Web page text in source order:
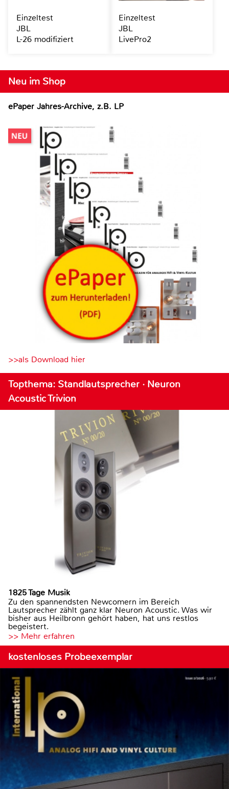
Neu im Shop
ePaper Jahres-Archive, z.B. LP
>>als Download hier
Topthema: Standlautsprecher · Neuron
Acoustic Trivion
1825 Tage Musik
Zu den spannendsten Newcomern im Bereich
Lautsprecher zählt ganz klar Neuron Acoustic. Was wir
bisher aus Heilbronn gehört haben, hat uns restlos
begeistert.
>> Mehr erfahren
kostenloses Probeexemplar
Einzeltest
JBL
L-26 modifiziert
Einzeltest
JBL
LivePro2